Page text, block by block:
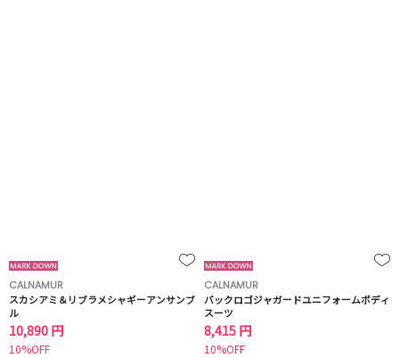
CALNAMUR
スカシアミ＆リブラメシャギーアンサンブ
ル
10,890 円
10%OFF
CALNAMUR
バックロゴジャガードユニフォームボディ
スーツ
8,415 円
10%OFF